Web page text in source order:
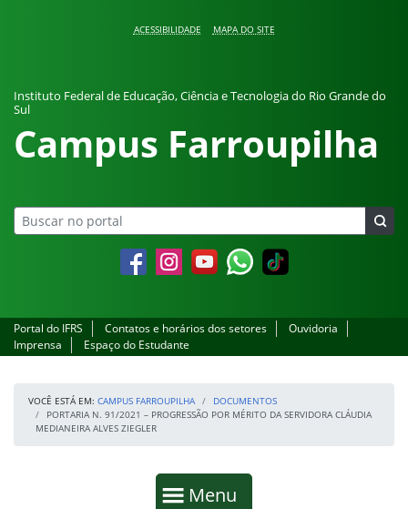
ACESSIBILIDADE MAPA DO SITE
Instituto Federal de Educação, Ciência e Tecnologia do Rio Grande do
Sul
Campus Farroupilha
FacebookInstagramYouTubeWhatsapp
Portal do IFRS Contatos e horários dos setores
Ouvidoria
Imprensa
Espaço do Estudante
VOCÊ ESTÁ EM: CAMPUS FARROUPILHA
DOCUMENTOS
PORTARIA N. 91/2021 – PROGRESSÃO POR MÉRITO DA SERVIDORA CLÁUDIA
MEDIANEIRA ALVES ZIEGLER
Mostrar
Menu